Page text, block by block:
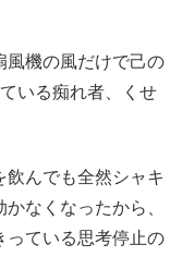
風機の風だけで己の
いる痴れ者、くせ
んでも全然シャキ
なくなったから、
っている思考停止の